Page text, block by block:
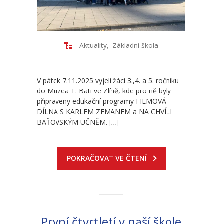
Aktuality, Základní škola
V pátek 7.11.2025 vyjeli žáci 3.,4. a 5. ročníku
do Muzea T. Bati ve Zlíně, kde pro ně byly
připraveny edukační programy FILMOVÁ
DÍLNA S KARLEM ZEMANEM a NA CHVÍLI
BAŤOVSKÝM UČNĚM. […]
POKRAČOVAT VE ČTENÍ